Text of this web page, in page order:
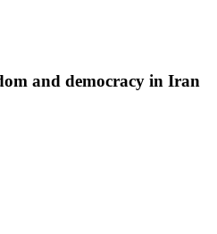
and democracy in Iran